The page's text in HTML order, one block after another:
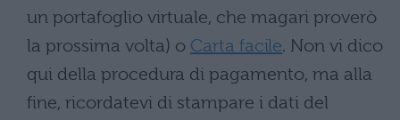
un portafoglio virtuale, che magari proverò
la prossima volta) o Carta facile. Non vi dico
qui della procedura di pagamento, ma alla
fine, ricordatevi di stampare i dati del